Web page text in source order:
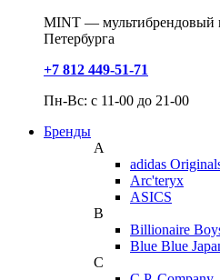
MINT — мультибрендовый
Петербурга
+7 812 449-51-71
Пн-Вс: с 11-00 до 21-00
Бренды
A
adidas
Arc'teryx
ASICS
B
Billionaire
Blue Blue
C